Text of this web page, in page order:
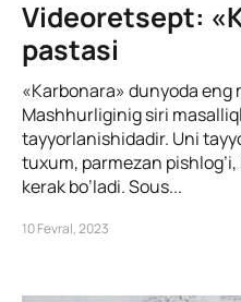
Videoretsept:
pastasi
«Karbonara» dunyoda
Mashhurliginig siri
tayyorlanishidadir. Uni
tuxum, parmezan
kerak bo’ladi. Sous...
10 Fevral, 2023